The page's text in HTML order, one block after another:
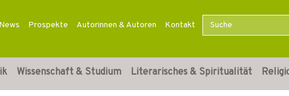
News Prospekte Autorinnen & Autoren Kontakt
Wissenschaft & Studium Literarisches & Spiritualität